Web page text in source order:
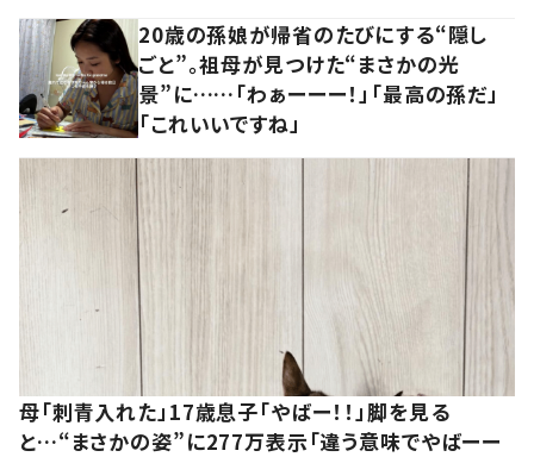
20歳の孫娘が帰省のたびにする“隠し
ごと”。祖母が見つけた“まさかの光
景”に……「わぁーーー！」「最高の孫だ」
「これいいですね」
母「刺青入れた」17歳息子「やばー！！」脚を見る
と…“まさかの姿”に277万表示「違う意味でやばーー